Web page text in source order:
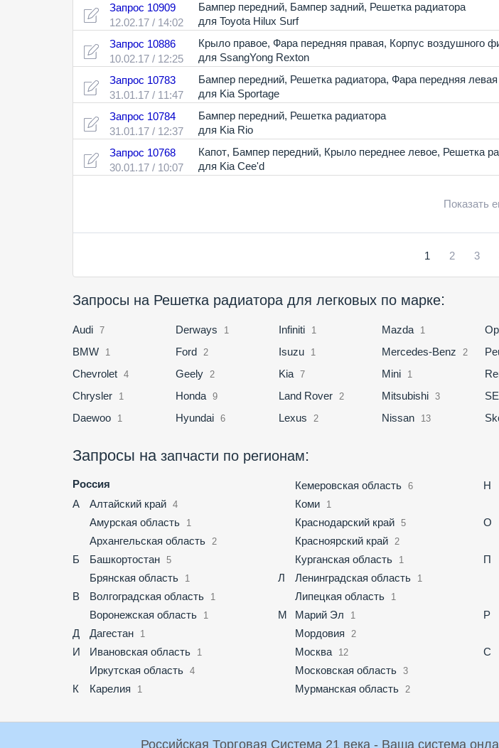
Запрос 10909
12.02.17 / 14:02
Бампер передний, Бампер задний, Решетка радиатора
для Toyota Hilux Surf
Запрос 10886
10.02.17 / 12:25
Крыло правое, Фара передняя правая, Корпус воздушного
для SsangYong Rexton
Запрос 10783
31.01.17 / 11:47
Бампер передний, Решетка радиатора, Фара передняя левая
для Kia Sportage
Запрос 10784
31.01.17 / 12:37
Бампер передний, Решетка радиатора
для Kia Rio
Запрос 10768
30.01.17 / 10:07
Капот, Бампер передний, Крыло переднее левое, Решетка
для Kia Cee'd
Показать
1 2 3
Запросы на Решетка радиатора для легковых по марке:
Audi 7
BMW 1
Chevrolet 4
Chrysler 1
Daewoo 1
Derways 1
Ford 2
Geely 2
Honda 9
Hyundai 6
Infiniti 1
Isuzu 1
Kia 7
Land Rover 2
Lexus 2
Mazda 1
Mercedes-Benz 2
Mini 1
Mitsubishi 3
Nissan 13
Запросы на запчасти по регионам:
Россия
А
Алтайский край 4
Амурская область 1
Архангельская область 2
Б Башкортостан 5
Брянская область 1
В Волгоградская область 1
Воронежская область 1
Д Дагестан 1
И Ивановская область 1
Иркутская область 4
К Карелия 1
Кемеровская область 6
Коми 1
Краснодарский край 5
Красноярский край 2
Курганская область 1
Л Ленинградская область 1
Липецкая область 1
М Марий Эл 1
Мордовия 2
Москва 12
Московская область 3
Мурманская область 2
Н
О
П
Р
С
Российская Торговая